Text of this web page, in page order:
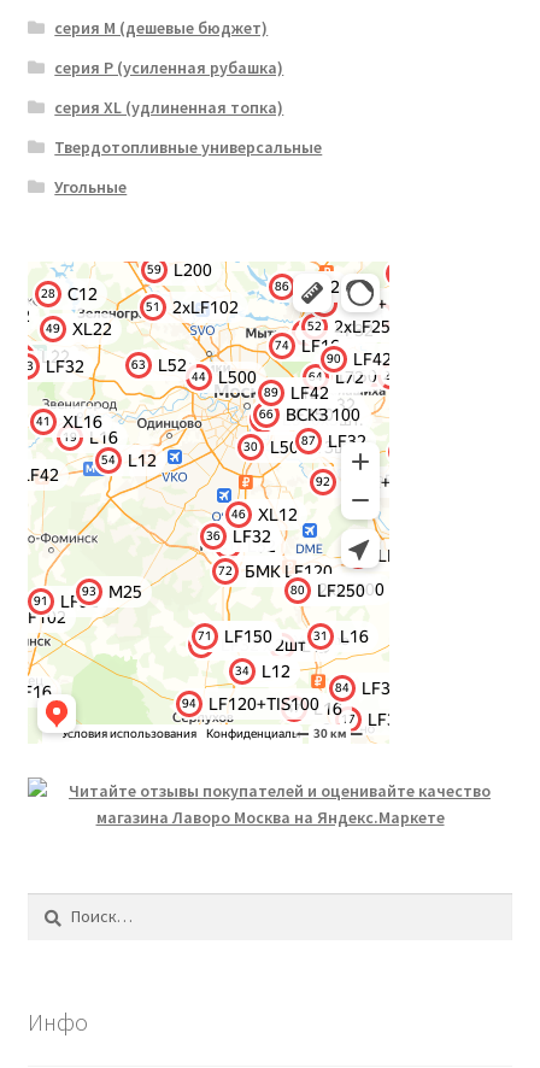
серия M (дешевые бюджет)
серия P (усиленная рубашка)
серия XL (удлиненная топка)
Твердотопливные универсальные
Угольные
Найти:
Инфо